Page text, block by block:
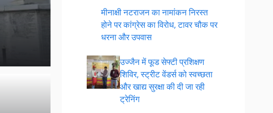
मीनाक्षी नटराजन का नामांकन निरस्त
होने पर कांग्रेस का विरोध, टावर चौक पर
धरना और उपवास
उज्जैन में फूड सेफ्टी प्रशिक्षण
शिविर, स्ट्रीट वेंडर्स को स्वच्छता
और खाद्य सुरक्षा की दी जा रही
ट्रेनिंग